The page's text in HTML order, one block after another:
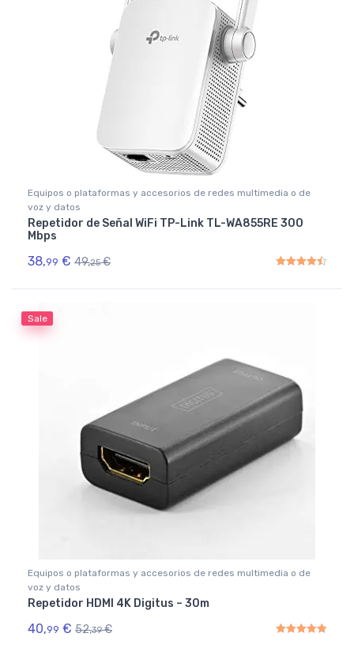
Equipos o plataformas y accesorios de redes multimedia o de
voz y datos
Repetidor de Señal WiFi TP-Link TL-WA855RE 300
Mbps
38,99 € 49,25 €
Sale
Equipos o plataformas y accesorios de redes multimedia o de
voz y datos
Repetidor HDMI 4K Digitus – 30m
40,99 € 52,39 €